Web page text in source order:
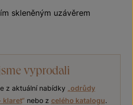
skleněným uzávěrem
vyprodali
z aktuální nabídky
odrůdy
klaret“ nebo z celého katalogu.